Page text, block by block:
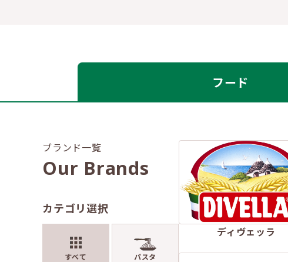
フード
ブランド一覧
Our Brands
カテゴリ選択
すべて パスタ
ディヴェッラ